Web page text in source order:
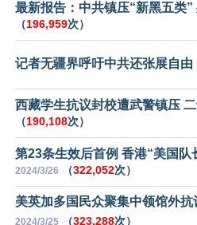
最新报告：中共镇压“新黑五类”
（196,959次）
记者无疆界呼吁中共还张展自由
西藏学生抗议封校遭武警镇压
（190,108次）
第23条生效后首例 香港“美国队
2024/3/26 （322,052次）
美英加多国民众聚集中领馆外抗
2024/3/25 （323,288次）